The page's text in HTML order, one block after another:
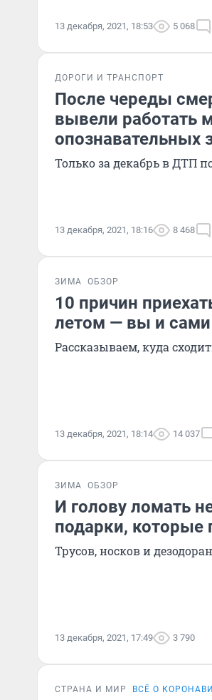
13 декабря, 2021, 18:53 5 068
ДОРОГИ И ТРАНСПОРТ
После череды
вывели
опознавательных
Только за декабрь в ДТП
13 декабря, 2021, 18:16 8 468
ЗИМА ОБЗОР
10 причин
летом — вы и сами
Рассказываем, куда
13 декабря, 2021, 18:14 14 037
ЗИМА ОБЗОР
И голову ломать
подарки, которые
Трусов, носков и
13 декабря, 2021, 17:49 3 790
СТРАНА И МИР ВСЁ О